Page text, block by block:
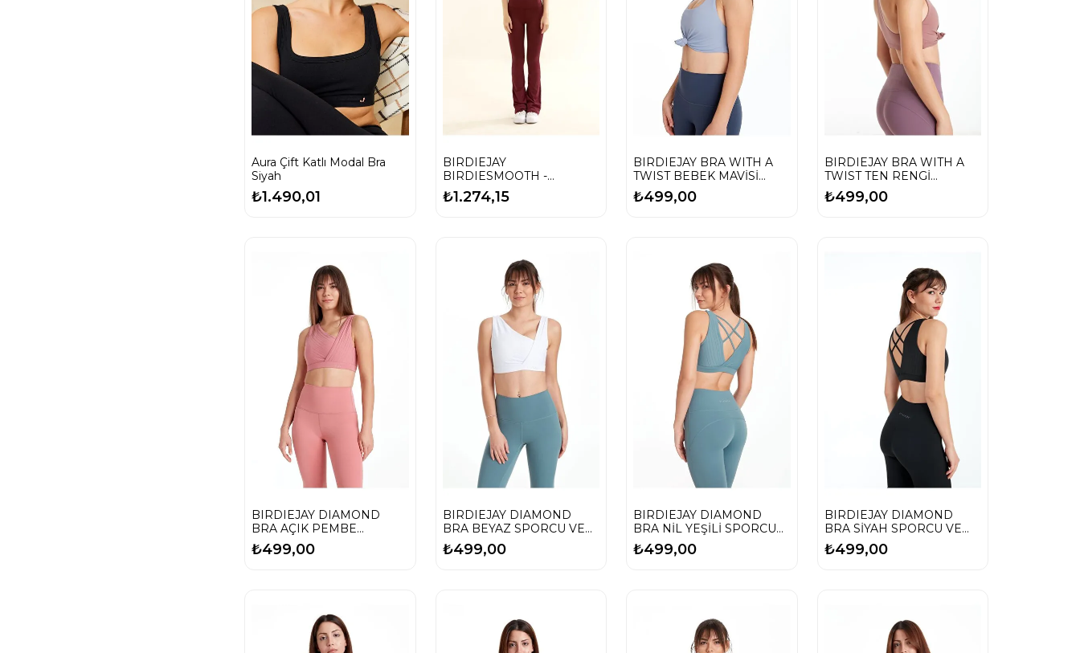
Aura Çift Katlı Modal Bra
Siyah
₺1.490,01
BIRDIEJAY
BIRDIESMOOTH -
TRIANGLE BRA BORDO
SPORCU VE YOGA
₺1.274,15
BIRDIEJAY BRA WITH A
TWIST BEBEK MAVİSİ
SPORCU VE YOGA
SÜTYENİ
₺499,00
BIRDIEJAY BRA WITH A
TWIST TEN RENGİ
SPORCU VE YOGA
SÜTYENİ
₺499,00
BIRDIEJAY DIAMOND
BRA AÇIK PEMBE
SPORCU VE YOGA
SÜTYENİ
₺499,00
BIRDIEJAY DIAMOND
BRA BEYAZ SPORCU VE
YOGA SÜTYENİ
₺499,00
BIRDIEJAY DIAMOND
BRA NİL YEŞİLİ SPORCU
VE YOGA SÜTYENİ
₺499,00
BIRDIEJAY DIAMOND
BRA SİYAH SPORCU VE
YOGA SÜTYENİ
₺499,00